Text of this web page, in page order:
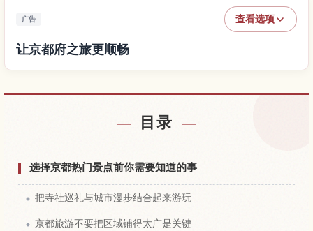
广告 查看选项
让京都府之旅更顺畅
目录
选择京都热门景点前你需要知道的事
把寺社巡礼与城市漫步结合起来游玩
京都旅游不要把区域铺得太广是关键